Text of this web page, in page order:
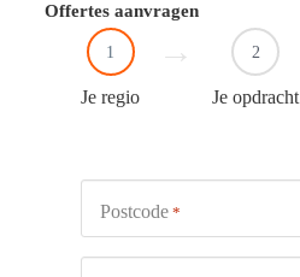
Offertes aanvragen
1
Je regio
2
Je opdracht
Postcode *